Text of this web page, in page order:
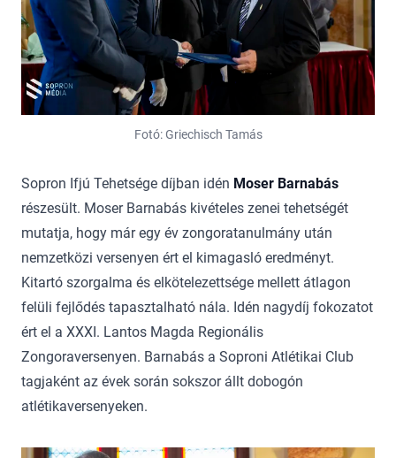
Fotó: Griechisch Tamás
Sopron Ifjú Tehetsége díjban idén Moser Barnabás
részesült. Moser Barnabás kivételes zenei tehetségét
mutatja, hogy már egy év zongoratanulmány után
nemzetközi versenyen ért el kimagasló eredményt.
Kitartó szorgalma és elkötelezettsége mellett átlagon
felüli fejlődés tapasztalható nála. Idén nagydíj fokozatot
ért el a XXXI. Lantos Magda Regionális
Zongoraversenyen. Barnabás a Soproni Atlétikai Club
tagjaként az évek során sokszor állt dobogón
atlétikaversenyeken.